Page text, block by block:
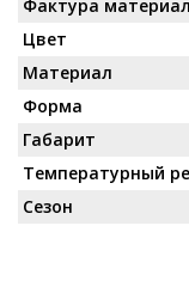
Фактура
Цвет
Материал
Форма
Габарит
Температурный
Сезон